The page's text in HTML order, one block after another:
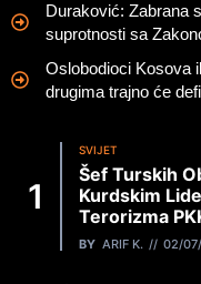
Duraković: Zabrana
suprotnosti sa
Oslobodioci Kosova
drugima trajno će
SVIJET
Šef Turskih
Kurdskim
Terorizma
BY ARIF K. 02/